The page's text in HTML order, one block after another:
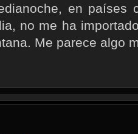
en países
no me ha
Me parece algo